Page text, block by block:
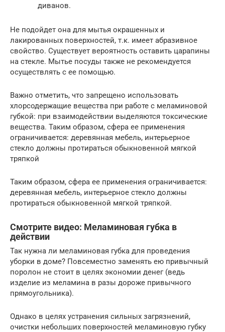
диванов.
Не подойдет она для мытья окрашенных и
лакированных поверхностей, т.к. имеет абразивное
свойство. Существует вероятность оставить царапины
на стекле. Мытье посуды также не рекомендуется
осуществлять с ее помощью.
Важно отметить, что запрещено использовать
хлорсодержащие вещества при работе с меламиновой
губкой: при взаимодействии выделяются токсические
вещества. Таким образом, сфера ее применения
ограничивается: деревянная мебель, интерьерное
стекло должны протираться обыкновенной мягкой
тряпкой
Таким образом, сфера ее применения ограничивается:
деревянная мебель, интерьерное стекло должны
протираться обыкновенной мягкой тряпкой.
Смотрите видео: Меламиновая губка в
действии
Так нужна ли меламиновая губка для проведения
уборки в доме? Повсеместно заменять ею привычный
поролон не стоит в целях экономии денег (ведь
изделие из меламина в разы дороже привычного
прямоугольника).
Однако в целях устранения сильных загрязнений,
очистки небольших поверхностей меламиновую губку